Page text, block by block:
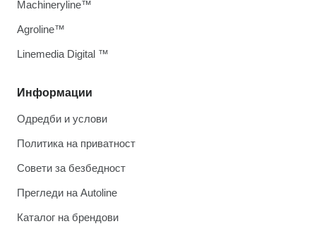
Информации
Одредби и услови
Политика на приватност
Совети за безбедност
Прегледи на Autoline
Каталог на брендови
Machineryline™
Agroline™
Linemedia Digital ™